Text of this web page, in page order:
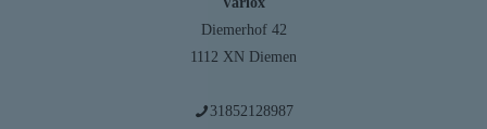
Diemerhof 42
1112 XN Diemen
31852128987